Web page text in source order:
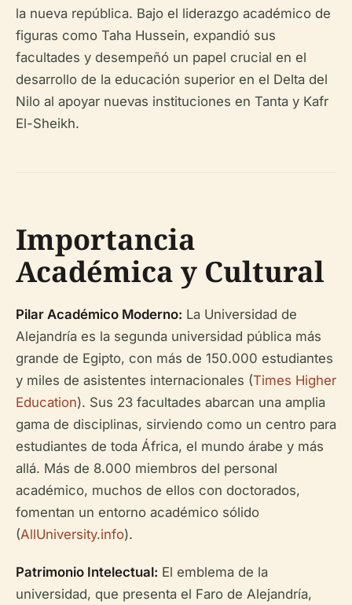
la nueva república. Bajo el liderazgo académico de
figuras como Taha Hussein, expandió sus
facultades y desempeñó un papel crucial en el
desarrollo de la educación superior en el Delta del
Nilo al apoyar nuevas instituciones en Tanta y Kafr
El-Sheikh.
Importancia
Académica y Cultural
Pilar Académico Moderno: La Universidad de
Alejandría es la segunda universidad pública más
grande de Egipto, con más de 150.000 estudiantes
y miles de asistentes internacionales (Times Higher
Education). Sus 23 facultades abarcan una amplia
gama de disciplinas, sirviendo como un centro para
estudiantes de toda África, el mundo árabe y más
allá. Más de 8.000 miembros del personal
académico, muchos de ellos con doctorados,
fomentan un entorno académico sólido
(AllUniversity.info).
Patrimonio Intelectual: El emblema de la
universidad, que presenta el Faro de Alejandría,